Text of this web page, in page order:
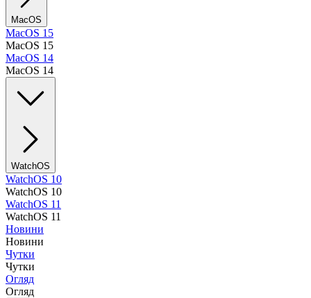
MacOS
MacOS 15
MacOS 15
MacOS 14
MacOS 14
WatchOS
WatchOS 10
WatchOS 10
WatchOS 11
WatchOS 11
Новини
Новини
Чутки
Чутки
Огляд
Огляд